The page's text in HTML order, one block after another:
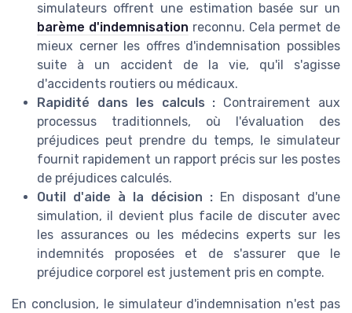
simulateurs offrent une estimation basée sur un
barème d'indemnisation reconnu. Cela permet de
mieux cerner les offres d'indemnisation possibles
suite à un accident de la vie, qu'il s'agisse
d'accidents routiers ou médicaux.
Rapidité dans les calculs : Contrairement aux
processus traditionnels, où l'évaluation des
préjudices peut prendre du temps, le simulateur
fournit rapidement un rapport précis sur les postes
de préjudices calculés.
Outil d'aide à la décision : En disposant d'une
simulation, il devient plus facile de discuter avec
les assurances ou les médecins experts sur les
indemnités proposées et de s'assurer que le
préjudice corporel est justement pris en compte.
En conclusion, le simulateur d'indemnisation n'est pas